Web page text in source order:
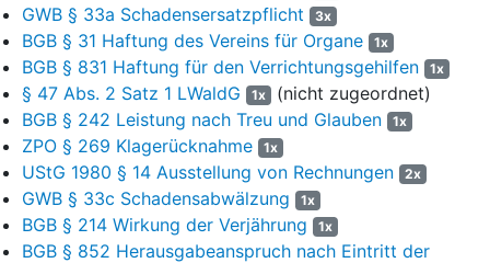
Gespräch mit dem Bundeskartellamt am 21.09.2012 wieder ein.
6
Im Rahmen eines seit 2001 laufenden
Untersagungsverfahrens des Bundeskartellamts gab das
beklagte Land 2008 Verpflichtungszusagen ab. Unter anderem
verpflichtete sich das Land, sich an
Holzvermarktungskooperationen im Wesentlichen nur noch zu
beteiligen, wenn die Forstbetriebsfläche der einzelnen beteiligten
Waldbesitzer 3.000 ha nicht übersteigt. Die
Verpflichtungszusagen wurden vom Bundeskartellamt mit
Verfügung vom 09.12.2008 gem.§ 32b GWB für bindend erklärt.
GWB § 33a Schadensersatzpflicht 3x
BGB § 31 Haftung des Vereins für Organe 1x
BGB § 831 Haftung für den Verrichtungsgehilfen 1x
§ 47 Abs. 2 Satz 1 LWaldG 1x (nicht zugeordnet)
BGB § 242 Leistung nach Treu und Glauben
1x
ZPO § 269 Klagerücknahme 1x
UStG 1980 § 14 Ausstellung von Rechnungen 2x
GWB § 33c Schadensabwälzung 1x
BGB § 214 Wirkung der Verjährung 1x
BGB § 852 Herausgabeanspruch nach Eintritt der